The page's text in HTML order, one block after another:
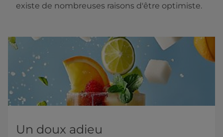
existe de nombreuses raisons d'être optimiste.
Un doux adieu